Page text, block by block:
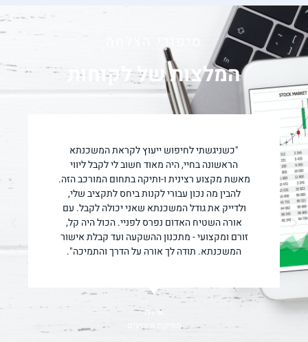
סיפורי הצלחה
המלצות של לקוחות
"כשניגשתי לחיפוש ייעוץ לקראת המשכנתא
הראשונה בחיי, היה מאוד חשוב לי לקבל ליווי
מאשת מקצוע רצינית ו-ותיקה בתחום המורכב הזה.
להבין מה נכון עבורי לקנות ביחס לתקציב שלי,
ולדייק את גודל המשכנתא שאני יכולה לקבל. עם
אורה השטיח האדום נפרס לפניי. הכול היה קל,
זורם ומקצועי - מתכנון ההשקעה ועד קבלת אישור
המשכנתא. תודה לך אורה על הדרך והתמיכה".
אידה
מפיקת אירועים